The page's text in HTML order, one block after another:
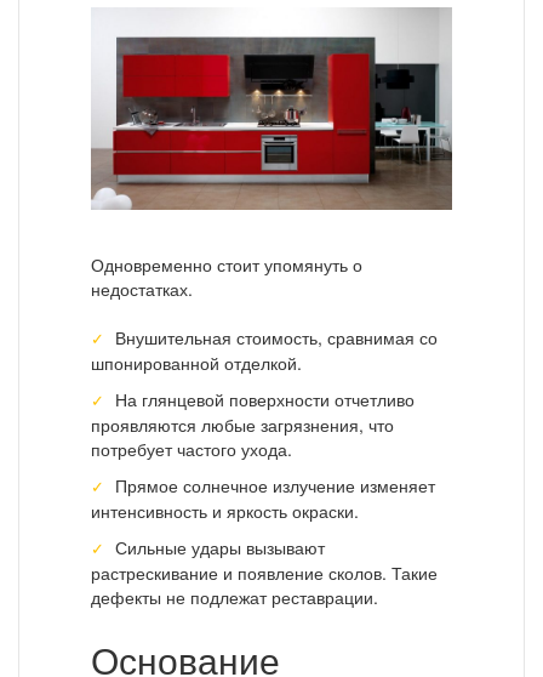
Одновременно стоит упомянуть о
недостатках.
Внушительная стоимость, сравнимая со
шпонированной отделкой.
На глянцевой поверхности отчетливо
проявляются любые загрязнения, что
потребует частого ухода.
Прямое солнечное излучение изменяет
интенсивность и яркость окраски.
Сильные удары вызывают
растрескивание и появление сколов. Такие
дефекты не подлежат реставрации.
Основание